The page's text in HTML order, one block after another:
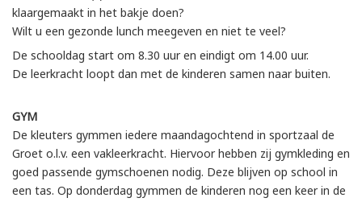
klaargemaakt in het bakje doen?
Wilt u een gezonde lunch meegeven en niet te veel?
De schooldag start om 8.30 uur en eindigt om 14.00 uur.
De leerkracht loopt dan met de kinderen samen naar buiten.
GYM
De kleuters gymmen iedere maandagochtend in sportzaal de
Groet o.l.v. een vakleerkracht. Hiervoor hebben zij gymkleding en
goed passende gymschoenen nodig. Deze blijven op school in
een tas. Op donderdag gymmen de kinderen nog een keer in de